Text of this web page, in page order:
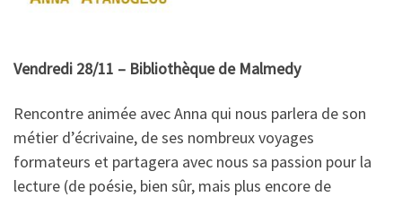
Vendredi 28/11 – Bibliothèque de Malmedy
Rencontre animée avec Anna qui nous parlera de son
métier d’écrivaine, de ses nombreux voyages
formateurs et partagera avec nous sa passion pour la
lecture (de poésie, bien sûr, mais plus encore de